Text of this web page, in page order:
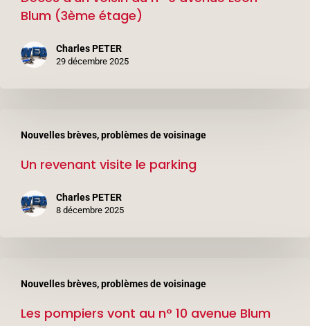
Blum
Blum (3ème étage)
Charles PETER
29 décembre 2025
Nouvelles brèves, problèmes de voisinage
revenant
visite
parking
Un revenant visite le parking
Charles PETER
8 décembre 2025
Nouvelles brèves, problèmes de voisinage
pompiers
vontLes pompiers vont au n° 10 avenue Blum